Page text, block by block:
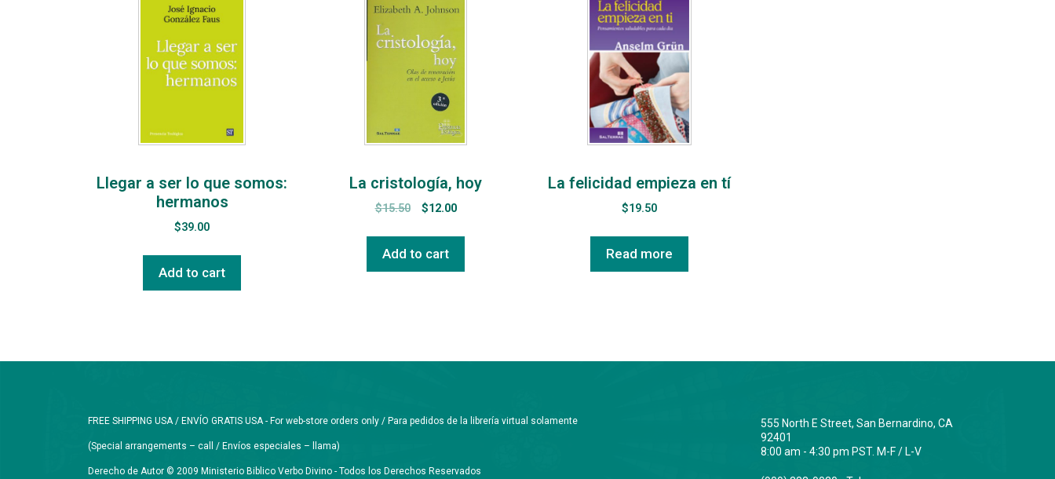
Llegar a ser lo que somos:
hermanos
$39.00
Add to cart
La cristología, hoy
$15.50 $12.00
Add to cart
La felicidad empieza en tí
$19.50
Read more
FREE SHIPPING USA / ENVÍO GRATIS USA - For web-store orders only / Para pedidos de la librería virtual solamente
(Special arrangements – call / Envíos especiales – llama)
Derecho de Autor © 2009 Ministerio Biblico Verbo Divino - Todos los Derechos Reservados
555 North E Street, San Bernardino, CA
92401
8:00 am - 4:30 pm PST. M-F / L-V